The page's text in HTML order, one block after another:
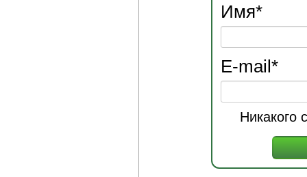
Имя*
E-mail*
Никакого